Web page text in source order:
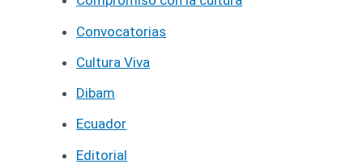
Convocatorias
Cultura Viva
Dibam
Ecuador
Editorial